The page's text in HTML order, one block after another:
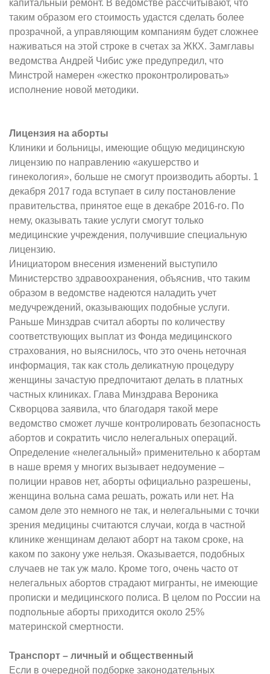
капитальный ремонт. В ведомстве рассчитывают, что
таким образом его стоимость удастся сделать более
прозрачной, а управляющим компаниям будет сложнее
наживаться на этой строке в счетах за ЖКХ. Замглавы
ведомства Андрей Чибис уже предупредил, что
Минстрой намерен «жестко проконтролировать»
исполнение новой методики.
Лицензия на аборты
Клиники и больницы, имеющие общую медицинскую
лицензию по направлению «акушерство и
гинекология», больше не смогут производить аборты. 1
декабря 2017 года вступает в силу постановление
правительства, принятое еще в декабре 2016-го. По
нему, оказывать такие услуги смогут только
медицинские учреждения, получившие специальную
лицензию.
Инициатором внесения изменений выступило
Министерство здравоохранения, объяснив, что таким
образом в ведомстве надеются наладить учет
медучреждений, оказывающих подобные услуги.
Раньше Минздрав считал аборты по количеству
соответствующих выплат из Фонда медицинского
страхования, но выяснилось, что это очень неточная
информация, так как столь деликатную процедуру
женщины зачастую предпочитают делать в платных
частных клиниках. Глава Минздрава Вероника
Скворцова заявила, что благодаря такой мере
ведомство сможет лучше контролировать безопасность
абортов и сократить число нелегальных операций.
Определение «нелегальный» применительно к абортам
в наше время у многих вызывает недоумение –
полиции нравов нет, аборты официально разрешены,
женщина вольна сама решать, рожать или нет. На
самом деле это немного не так, и нелегальными с точки
зрения медицины считаются случаи, когда в частной
клинике женщинам делают аборт на таком сроке, на
каком по закону уже нельзя. Оказывается, подобных
случаев не так уж мало. Кроме того, очень часто от
нелегальных абортов страдают мигранты, не имеющие
прописки и медицинского полиса. В целом по России на
подпольные аборты приходится около 25%
материнской смертности.
Транспорт – личный и общественный
Если в очередной подборке законодательных